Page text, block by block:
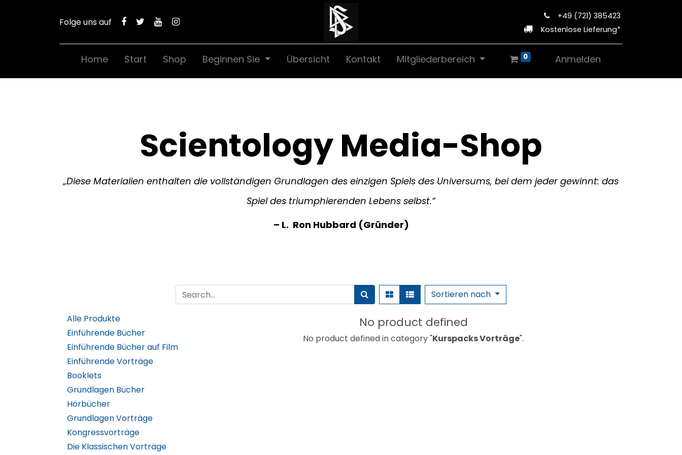
Folge uns auf
+49 (721) 385423
Kostenlose Lieferung*
Home Start Shop Beginnen Sie Übersicht Kontakt Mitgliederbereich 0 Anmelden
Scientology Media-Shop
„Diese Materialien enthalten die vollständigen Grundlagen des einzigen Spiels des Universums, bei dem jeder gewinnt: das
Spiel des triumphierenden Lebens selbst.“
– L. Ron Hubbard (Gründer)
Sortieren nach
Alle Produkte
Einführende Bücher
Einführende Bücher auf Film
Einführende Vorträge
Booklets
Grundlagen Bücher
Hörbücher
Grundlagen Vorträge
Kongressvorträge
Die Klassischen Vorträge
No product defined
No product defined in category "Kurspacks Vorträge".